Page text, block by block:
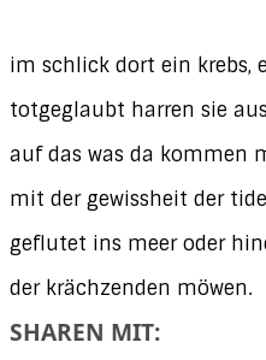
im schlick dort ein krebs,
totgeglaubt harren sie
auf das was da kommen
mit der gewissheit der
geflutet ins meer oder
der krächzenden möwen.
SHAREN MIT: